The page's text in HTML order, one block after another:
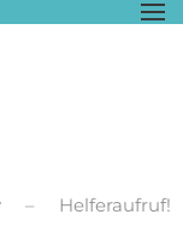
Helferaufruf!